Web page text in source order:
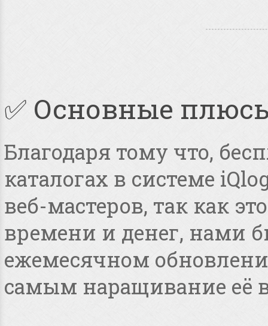
✅ Основные
Благодаря тому что,
каталогах в системе
веб-мастеров, так как
времени и денег, нами
ежемесячном
самым наращивание её